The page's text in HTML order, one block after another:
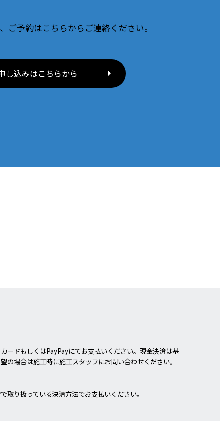
ご予約はこちらからご連絡ください。
し込みはこちらから
ードもしくはPayPayにてお支払いください。現金決済は基
の場合は施工時に施工スタッフにお問い合わせください。
取り扱っている決済方法でお支払いください。